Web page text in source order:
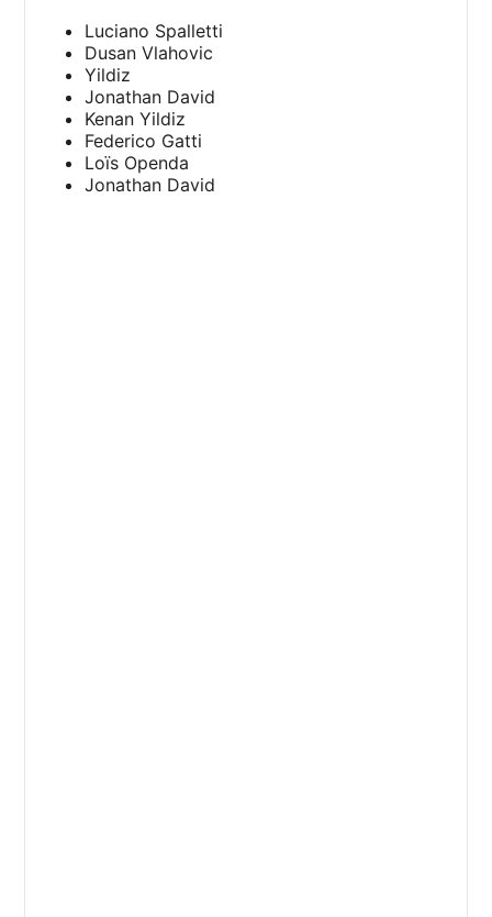
Luciano Spalletti
Dusan Vlahovic
Yildiz
Jonathan David
Kenan Yildiz
Federico Gatti
Loïs Openda
Jonathan David